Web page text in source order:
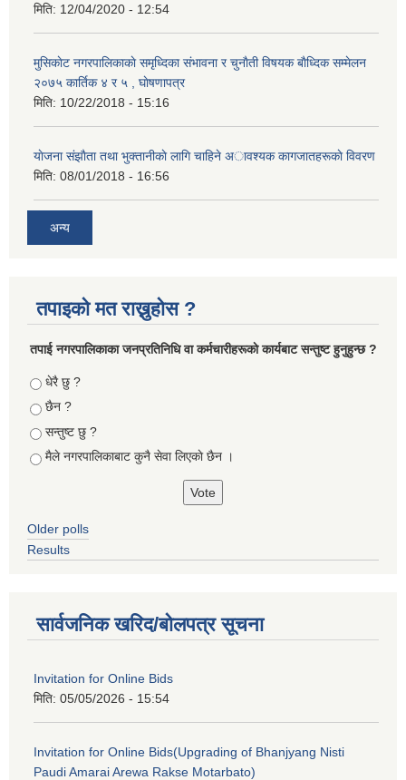
मिति: 12/04/2020 - 12:54
मुसिकाेट नगरपालिकाकाे समृध्दिका संभावना र चुनाैती विषयक बाैध्दिक सम्मेलन
२०७५ कार्तिक ४ र ५ , घाेषणापत्र
मिति: 10/22/2018 - 15:16
याेजना संझाैता तथा भुक्तानीकाे लागि चाहिने अावश्यक कागजातहरूकाे विवरण
मिति: 08/01/2018 - 16:56
अन्य
तपाइको मत राख्नुहोस ?
तपा‌ई नगरपालिकाका जनप्रतिनिधि वा कर्मचारीहरूकाे कार्यबाट सन्तुष्ट हुनुहुन्छ ?
Choices
धेरै छु ?
छैन ?
सन्तुष्ट छु ?
मैले नगरपालिकाबाट कुनै सेवा लिएकाे छैन ।
Older polls
Results
सार्वजनिक खरिद/बोलपत्र सूचना
Invitation for Online Bids
मिति: 05/05/2026 - 15:54
Invitation for Online Bids(Upgrading of Bhanjyang Nisti
Paudi Amarai Arewa Rakse Motarbato)